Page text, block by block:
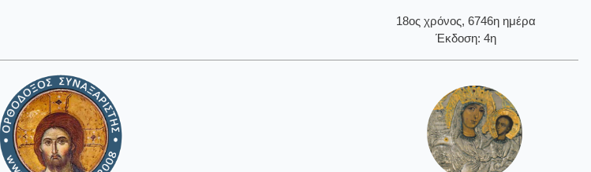
18ος χρόνος, 6746η ημέρα
Έκδοση: 4η